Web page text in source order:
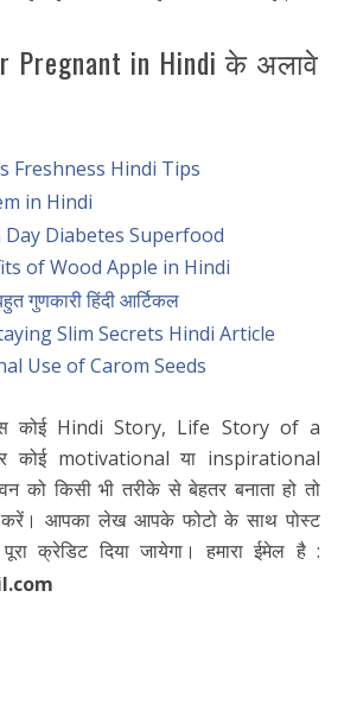
Pregnant in Hindi के अलावे
Freshness Hindi Tips
in Hindi
Diabetes Superfood
of Wood Apple in Hindi
गुणकारी हिंदी आर्टिकल
Slim Secrets Hindi Article
Use of Carom Seeds
कोई Hindi Story, Life Story of a
कोई motivational या inspirational
को किसी भी तरीके से बेहतर बनाता हो तो
करें। आपका लेख आपके फोटो के साथ पोस्ट
क्रेडिट दिया जायेगा। हमारा ईमेल है :